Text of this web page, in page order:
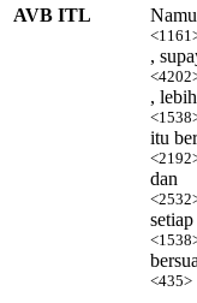
AVB ITL
,
,
itu
dan
<435>